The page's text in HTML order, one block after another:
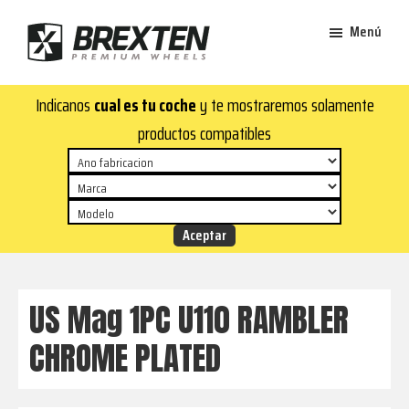
contenido
principal
de
página
Brexten
aluminio
premium
¡En
Brexten.com
encontrarás
aluminio
top!
y
estilo
para
Menú
Indicanos cual es tu cochey te mostraremos solamente
productos compatibles
US Mag 1PC U110 RAMBLER
CHROME PLATED